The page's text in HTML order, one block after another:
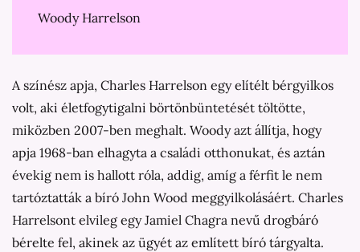
Woody Harrelson
A színész apja, Charles Harrelson egy elítélt bérgyilkos
volt, aki életfogytigalni börtönbüntetését töltötte,
miközben 2007-ben meghalt. Woody azt állítja, hogy
apja 1968-ban elhagyta a családi otthonukat, és aztán
évekig nem is hallott róla, addig, amíg a férfit le nem
tartóztatták a bíró John Wood meggyilkolásáért. Charles
Harrelsont elvileg egy Jamiel Chagra nevű drogbáró
bérelte fel, akinek az ügyét az említett bíró tárgyalta.